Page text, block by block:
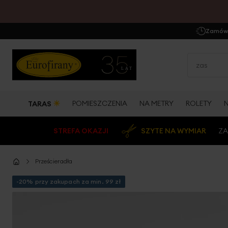
TARAS ☀ POMIESZCZENIA NA METRY ROLETY
STREFA OKAZJI SZYTE NA WYMIAR
Prześcieradła
-20% przy zakupach za min. 99 zł